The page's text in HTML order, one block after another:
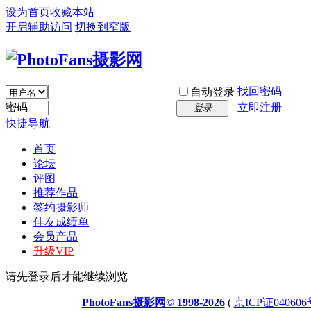
设为首页收藏本站
开启辅助访问 切换到窄版
自动登录 找回密码
密码
登录
立即注册
快捷导航
首页
论坛
评图
推荐作品
签约摄影师
佳友成绩单
会员产品
升级VIP
请先登录后才能继续浏览
PhotoFans摄影网© 1998-2026( 京ICP证040606